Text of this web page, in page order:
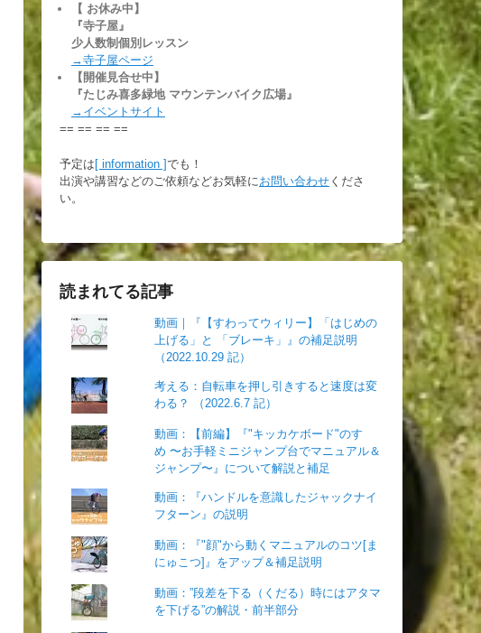
【 お休み中】
『寺子屋』
少人数制個別レッスン
→寺子屋ページ
【開催見合せ中】
『たじみ喜多緑地 マウンテンバイク広場』
→イベントサイト
== == == ==
予定は [ information ]でも！
出演や講習などのご依頼などお気軽にお問い合わせ くださ
い。
読まれてる記事
動画｜『【すわってウィリー】「はじめの
上げる」と 「ブレーキ」』の補足説明
（2022.10.29 記）
考える：自転車を押し引きすると速度は変
わる？ （2022.6.7 記）
動画：【前編】『"キッカケボード"のすゝ
め 〜お手軽ミニジャンプ台でマニュアル＆
ジャンプ〜』について解説と補足
動画：『ハンドルを意識したジャックナイ
フターン』の説明
動画：『"顔"から動くマニュアルのコツ[ま
にゅこつ]』をアップ＆補足説明
動画：”段差を下る（くだる）時にはアタマ
を下げる”の解説・前半部分